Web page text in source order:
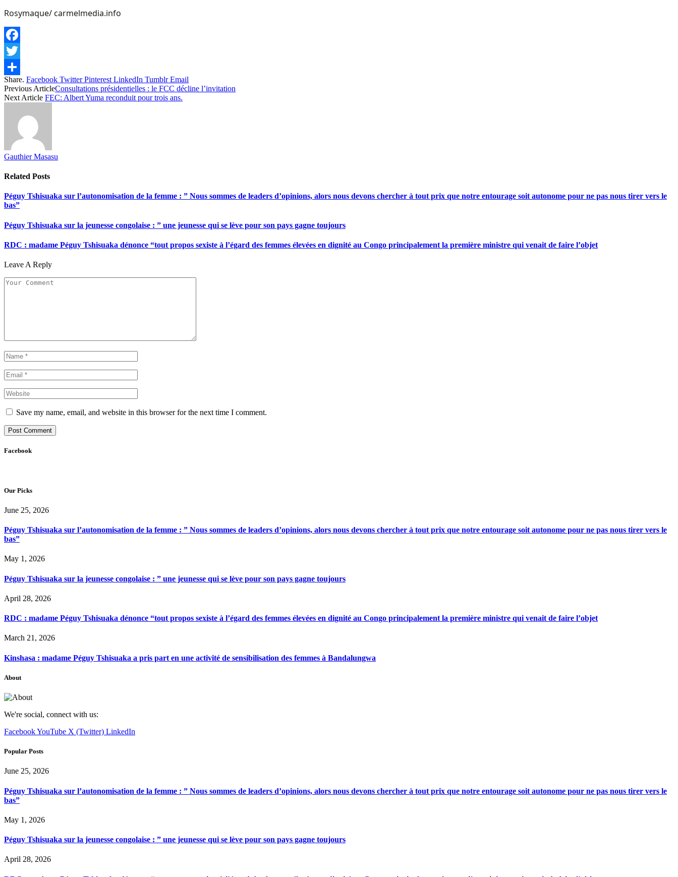
Rosymaque/ carmelmedia.info
Facebook
Twitter
Share
Share. Facebook Twitter Pinterest LinkedIn Tumblr Email
Previous ArticleConsultations présidentielles : le FCC décline l’invitation
Next Article FEC: Albert Yuma reconduit pour trois ans.
Gauthier Masasu
Related Posts
Péguy Tshisuaka sur l’autonomisation de la femme : ” Nous sommes de leaders d’opinions, alors nous devons chercher à tout prix que notre entourage soit autonome pour ne pas nous tirer vers le
bas”
Péguy Tshisuaka sur la jeunesse congolaise : ” une jeunesse qui se lève pour son pays gagne toujours
RDC : madame Péguy Tshisuaka dénonce “tout propos sexiste à l’égard des femmes élevées en dignité au Congo principalement la première ministre qui venait de faire l’objet
Leave A Reply
Save my name, email, and website in this browser for the next time I comment.
Facebook
Our Picks
June 25, 2026
Péguy Tshisuaka sur l’autonomisation de la femme : ” Nous sommes de leaders d’opinions, alors nous devons chercher à tout prix que notre entourage soit autonome pour ne pas nous tirer vers le
bas”
May 1, 2026
Péguy Tshisuaka sur la jeunesse congolaise : ” une jeunesse qui se lève pour son pays gagne toujours
April 28, 2026
RDC : madame Péguy Tshisuaka dénonce “tout propos sexiste à l’égard des femmes élevées en dignité au Congo principalement la première ministre qui venait de faire l’objet
March 21, 2026
Kinshasa : madame Péguy Tshisuaka a pris part en une activité de sensibilisation des femmes à Bandalungwa
About
We're social, connect with us:
FacebookYouTube X (Twitter) LinkedIn
Popular Posts
June 25, 2026
Péguy Tshisuaka sur l’autonomisation de la femme : ” Nous sommes de leaders d’opinions, alors nous devons chercher à tout prix que notre entourage soit autonome pour ne pas nous tirer vers le
bas”
May 1, 2026
Péguy Tshisuaka sur la jeunesse congolaise : ” une jeunesse qui se lève pour son pays gagne toujours
April 28, 2026